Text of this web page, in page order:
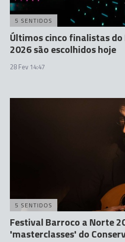
5 SENTIDOS
Últimos cinco finalistas do
2026 são escolhidos hoje
28 Fev 14:47
5 SENTIDOS
Festival Barroco a Norte
'masterclasses' do